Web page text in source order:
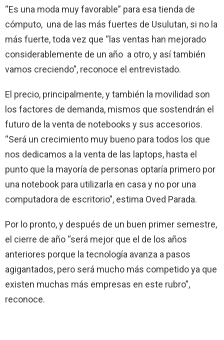
“Es una moda muy favorable” para esa tienda de
cómputo, una de las más fuertes de Usulutan, si no la
más fuerte, toda vez que “las ventas han mejorado
considerablemente de un año a otro, y así también
vamos creciendo”, reconoce el entrevistado.
El precio, principalmente, y también la movilidad son
los factores de demanda, mismos que sostendrán el
futuro de la venta de notebooks y sus accesorios.
“Será un crecimiento muy bueno para todos los que
nos dedicamos a la venta de las laptops, hasta el
punto que la mayoría de personas optaría primero por
una notebook para utilizarla en casa y no por una
computadora de escritorio”, estima Oved Parada.
Por lo pronto, y después de un buen primer semestre,
el cierre de año “será mejor que el de los años
anteriores porque la tecnología avanza a pasos
agigantados, pero será mucho más competido ya que
existen muchas más empresas en este rubro”,
reconoce.